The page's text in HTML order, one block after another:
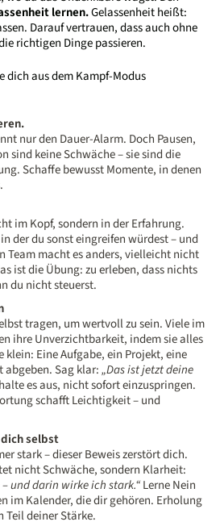
lernen.Gelassenheit heißt:
Darauf vertrauen, dass auch ohne
richtigen Dinge passieren.
dich aus dem Kampf-Modus
nur den Dauer-Alarm. Doch Pausen,
sind keine Schwäche – sie sind die
Schaffe bewusst Momente, in denen
im Kopf, sondern in der Erfahrung.
der du sonst eingreifen würdest – und
Team macht es anders, vielleicht nicht
ist die Übung: zu erleben, dass nichts
du nicht steuerst.
tragen, um wertvoll zu sein. Viele im
ihre Unverzichtbarkeit, indem sie alles
Eine Aufgabe, ein Projekt, eine
abgeben. Sag klar:„Das ist jetzt deine
es aus, nicht sofort einzuspringen.
schafft Leichtigkeit – und
selbst
stark – dieser Beweis zerstört dich.
nicht Schwäche, sondern Klarheit:
und darin wirke ich stark.“Lerne Nein
im Kalender, die dir gehören. Erholung
Teil deiner Stärke.